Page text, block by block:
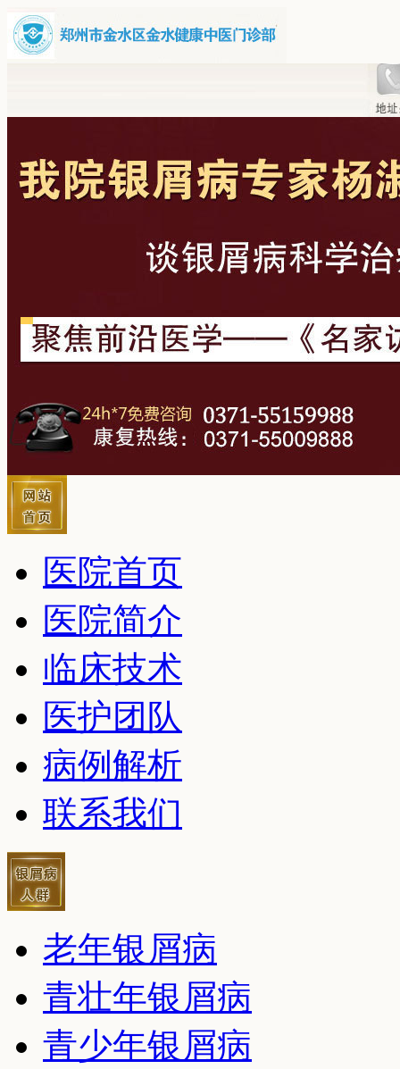
医院首页
医院简介
临床技术
医护团队
病例解析
联系我们
老年银屑病
青壮年银屑病
青少年银屑病